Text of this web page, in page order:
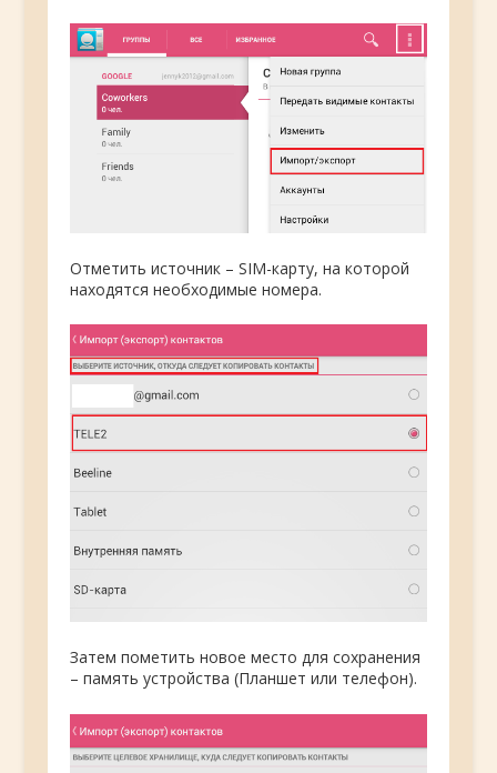
Отметить источник – SIM-карту, на которой
находятся необходимые номера.
Затем пометить новое место для сохранения
– память устройства (Планшет или телефон).